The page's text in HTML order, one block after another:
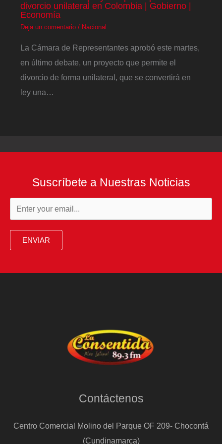
divorcio unilateral en Colombia | Gobierno |
Economía
Deja un comentario / Nacional
La Cámara de Representantes aprobó este martes,
en último debate, un proyecto que permite el
divorcio de forma unilateral, que se convertirá en
ley una…
Suscríbete a Nuestras Noticias
ENVIAR
Contáctenos
Centro Comercial Molino del Parque OF 209- Chocontá
(Cundinamarca)